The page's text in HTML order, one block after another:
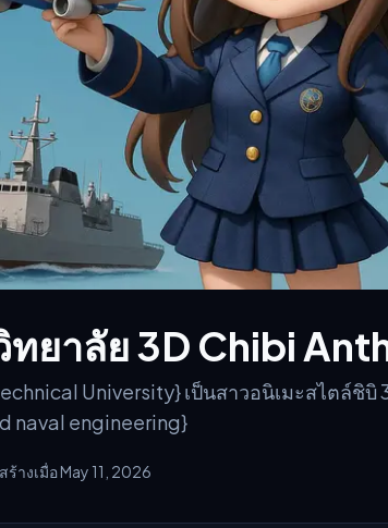
ทยาลัย 3D Chibi
University} เป็นสาวอนิเมะสไตล์ชิ
naval engineering}
สร้างเมื่อ May 11, 2026